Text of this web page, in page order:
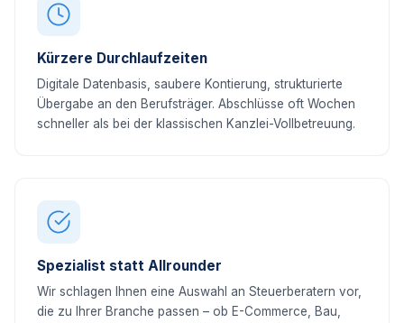
Kürzere Durchlaufzeiten
Digitale Datenbasis, saubere Kontierung, strukturierte
Übergabe an den Berufsträger. Abschlüsse oft Wochen
schneller als bei der klassischen Kanzlei-Vollbetreuung.
Spezialist statt Allrounder
Wir schlagen Ihnen eine Auswahl an Steuerberatern vor,
die zu Ihrer Branche passen – ob E-Commerce, Bau,